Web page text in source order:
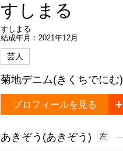
すしまる
すしまる
結成年月：2021年12月
芸人
菊地デニム(きくちでにむ)
プロフィールを見る
あきぞう(あきぞう) 左